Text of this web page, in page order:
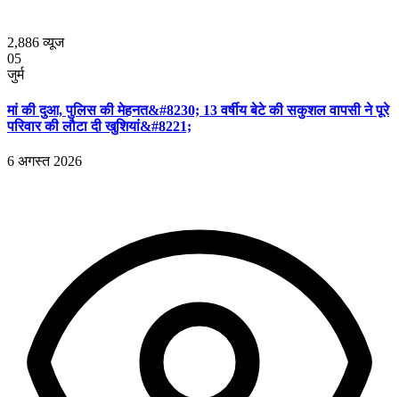
2,886व्यूज
05
जुर्म
मां की दुआ, पुलिस की मेहनत&#8230; 13 वर्षीय बेटे की सकुशल वापसी ने पूरे
परिवार की लौटा दी खुशियां&#8221;
6 अगस्त 2026